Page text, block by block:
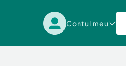
Contul meu